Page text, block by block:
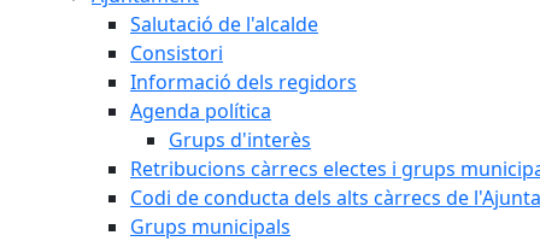
Salutació de l'alcalde
Consistori
Informació dels regidors
Agenda política
Grups d'interès
Retribucions càrrecs electes i grups
Codi de conducta dels alts càrrecs de
Grups municipals